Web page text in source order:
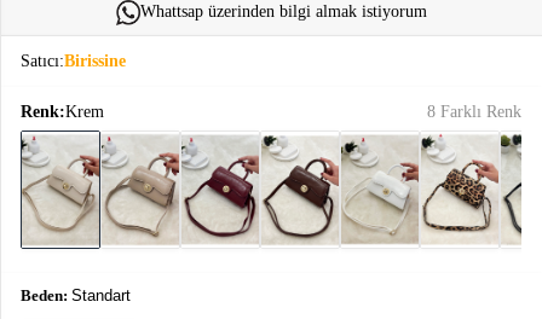
Ev
Giyimkeyboard_arrow_down
Takımlarkeyboard_arrow_down
Whattsap üzerinden bilgi almak istiyorum
Satıcı:Birissine
Renk:Krem 8 Farklı Renk
Beden: Standart